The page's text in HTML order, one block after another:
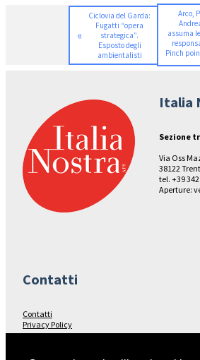
«
Ciclovia del Garda:
Fugatti “opera
strategica”.
Esposto degli
ambientalisti
Arco,
assuma
Pinch
Italia
Sezione
Via Oss
38122
tel. +39
Aperture:
Contatti
Contatti
Privacy Policy